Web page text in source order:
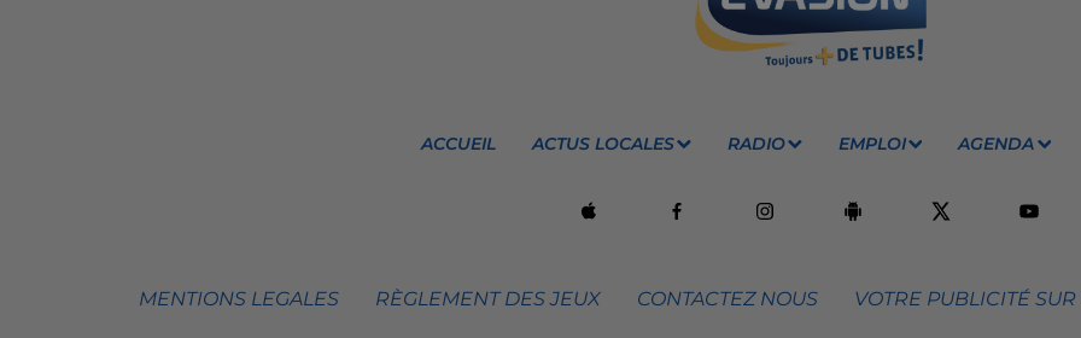
ACCUEIL ACTUS LOCALES RADIO EMPLOI AGENDA
MENTIONS LEGALES RÈGLEMENT DES JEUX CONTACTEZ NOUS VOTRE PUBLICITÉ